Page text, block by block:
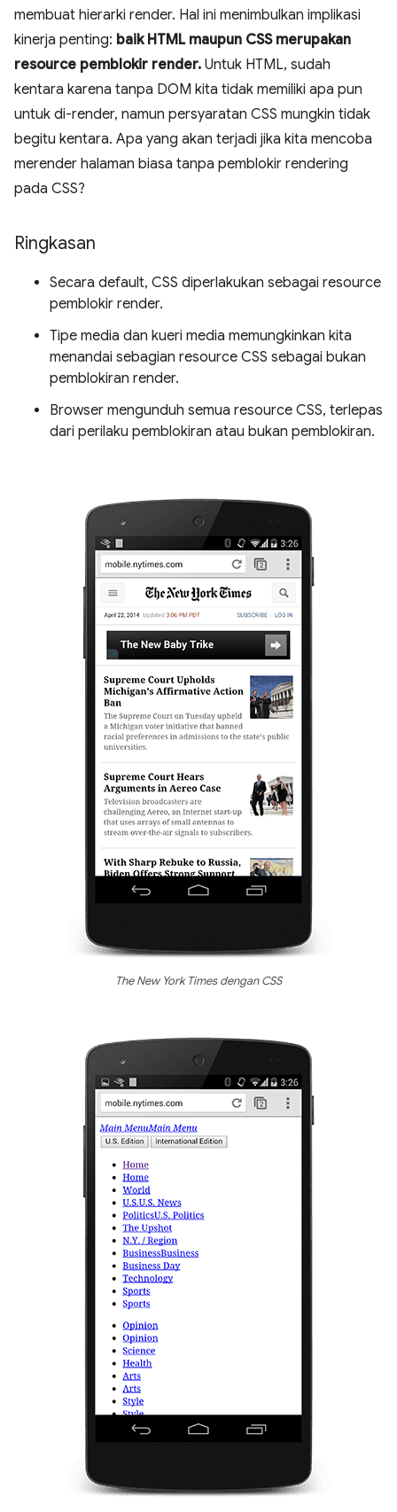
membuat hierarki render. Hal ini menimbulkan implikasi
kinerja penting: baik HTML maupun CSS merupakan
resource pemblokir render. Untuk HTML, sudah
kentara karena tanpa DOM kita tidak memiliki apa pun
untuk di-render, namun persyaratan CSS mungkin tidak
begitu kentara. Apa yang akan terjadi jika kita mencoba
merender halaman biasa tanpa pemblokir rendering
pada CSS?
Ringkasan
Secara default, CSS diperlakukan sebagai resource
pemblokir render.
Tipe media dan kueri media memungkinkan kita
menandai sebagian resource CSS sebagai bukan
pemblokiran render.
Browser mengunduh semua resource CSS, terlepas
dari perilaku pemblokiran atau bukan pemblokiran.
The New York Times dengan CSS